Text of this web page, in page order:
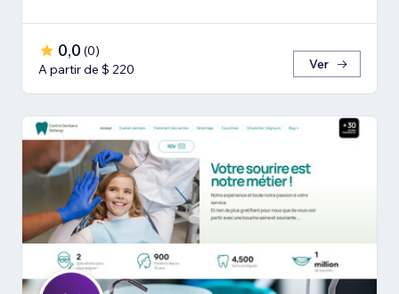
0,0 (0)
A partir de $ 220
Ver